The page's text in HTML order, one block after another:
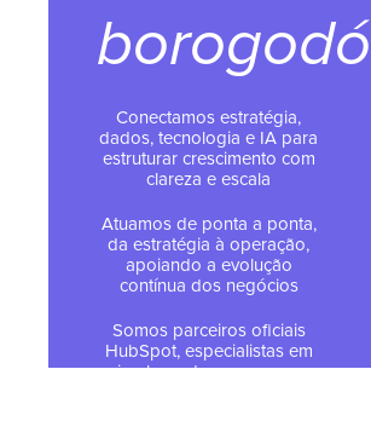
borogodó
Conectamos estratégia,
dados, tecnologia e IA para
estruturar crescimento com
clareza e escala
Atuamos de ponta a ponta,
da estratégia à operação,
apoiando a evolução
contínua dos negócios
Somos parceiros oficiais
HubSpot, especialistas em
implementar e operar a